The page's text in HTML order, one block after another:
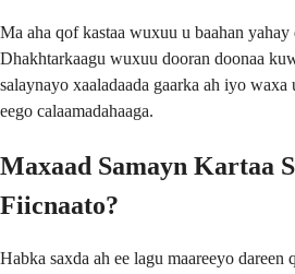
Ma aha qof kastaa wuxuu u baahan yahay
Dhakhtarkaagu wuxuu dooran doonaa
salaynayo xaaladaada gaarka ah iyo waxa
eego calaamadahaaga.
Maxaad Samayn Kartaa
Fiicnaato?
Habka saxda ah ee lagu maareeyo